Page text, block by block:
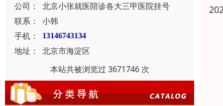
公司：
北京小张就医陪诊各大三甲医院挂号
联系：
小韩
手机：
13146743134
地址：
北京市海淀区
本站共被浏览过 3671746 次